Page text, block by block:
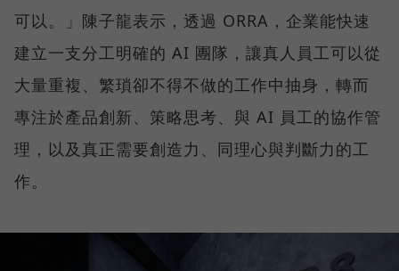
可以。」陳子龍表示，透過 ORRA，企業能快速
建立一支分工明確的 AI 團隊，讓真人員工可以從
大量重複、繁瑣卻不得不做的工作中抽身，轉而
專注於產品創新、策略思考、與 AI 員工的協作管
理，以及真正需要創造力、同理心與判斷力的工
作。